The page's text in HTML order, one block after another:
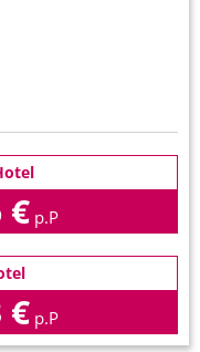
€ p.P
€ p.P